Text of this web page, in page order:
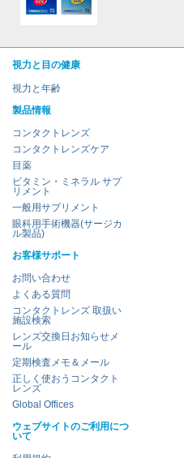
視力と目の健康
視力と年齢
製品情報
コンタクトレンズ
コンタクトレンズケア
目薬
ビタミン・ミネラル サプ
リメント
一般用サプリメント
眼科用手術機器(サージカ
ル製品)
お客様サポート
お問い合わせ
よくある質問
コンタクトレンズ 取扱い
施設検索
レンズ交換日お知らせメ
ール
定期検査メモ＆メール
正しく使おうコンタクト
レンズ
Global Offices
ウェブサイトのご利用につ
いて